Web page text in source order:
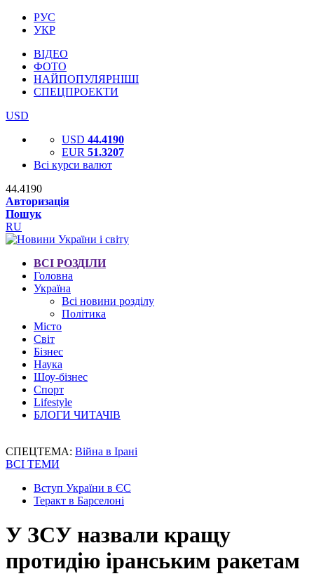
РУС
УКР
ВІДЕО
ФОТО
НАЙПОПУЛЯРНІШІ
СПЕЦПРОЕКТИ
USD
USD 44.4190
EUR 51.3207
Всі курси валют
44.4190
Авторизація
Пошук
RU
ВСІ РОЗДІЛИ
Головна
Україна
Всі новини розділу
Політика
Місто
Світ
Бізнес
Наука
Шоу-бізнес
Спорт
Lifestyle
БЛОГИ ЧИТАЧІВ
СПЕЦТЕМА: Війна в Ірані
ВСІ ТЕМИ
Вступ України в ЄС
Теракт в Барселоні
У ЗСУ назвали кращу
протидію іранським ракетам